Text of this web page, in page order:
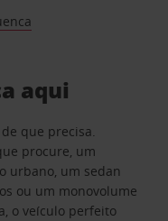
aqui
que precisa.
procure, um
urbano, um sedan
ou um monovolume
o veículo perfeito